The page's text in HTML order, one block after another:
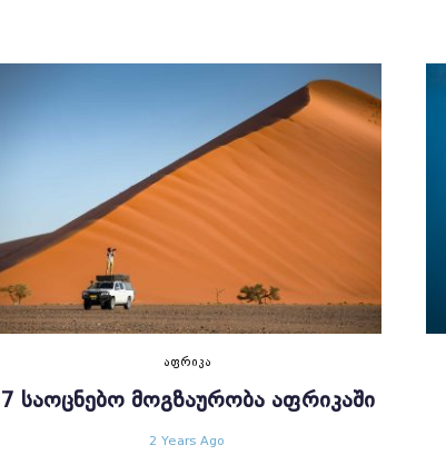
ᲐᲤᲠᲘᲙᲐ
7 ᲡᲐᲝᲪᲜᲔᲑᲝ ᲛᲝᲒᲖᲐᲣᲠᲝᲑᲐ ᲐᲤᲠᲘᲙᲐᲨᲘ
2 Years Ago